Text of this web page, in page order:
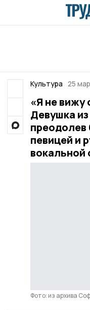
Культура 25
«Я не вижу
Девушка
преодолев
певицей и
вокальной
Фото: из архива